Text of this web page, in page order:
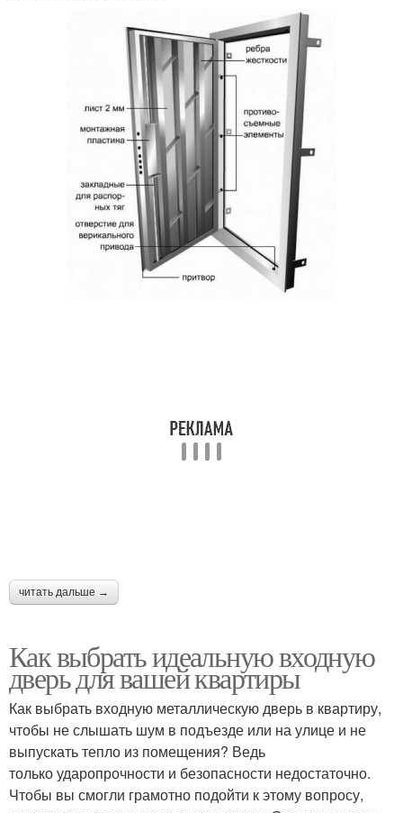
читать дальше →
Как выбрать идеальную входную
дверь для вашей квартиры
Как выбрать входную металлическую дверь в квартиру,
чтобы не слышать шум в подъезде или на улице и не
выпускать тепло из помещения? Ведь
только ударопрочности и безопасности недостаточно.
Чтобы вы смогли грамотно подойти к этому вопросу,